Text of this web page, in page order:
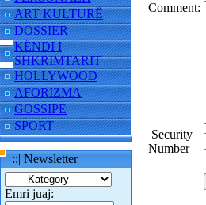
ART KULTURË
DOSSIER
KËNDI I
SHKRIMTARIT
HOLLYWOOD
AFORIZMA
GOSSIPE
SPORT
::| Newsletter
Emri juaj:
Comment:
Security
Number